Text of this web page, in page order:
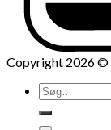
Copyright 2026 ©
Søg
efter: